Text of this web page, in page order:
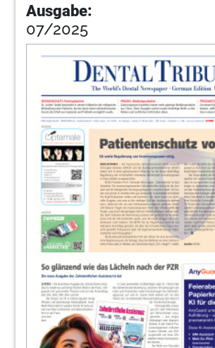
Ausgabe:
07/2025